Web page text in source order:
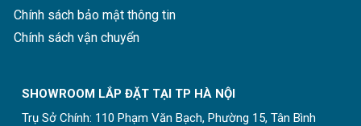
Chính sách bảo mật thông tin
Chính sách vận chuyển
SHOWROOM LẮP ĐẶT TẠI TP HÀ NỘI
Trụ Sở Chính: 110 Phạm Văn Bạch, Phường 15, Tân Bình